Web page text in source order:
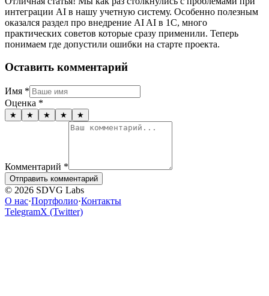
интеграции AI в нашу учетную систему. Особенно полезным
оказался раздел про внедрение AI AI в 1C, много
практических советов которые сразу применили. Теперь
понимаем где допустили ошибки на старте проекта.
Оставить комментарий
Имя *
Оценка *
★ ★ ★ ★ ★
Комментарий *
Отправить комментарий
© 2026 SDVG Labs
О нас·Портфолио·Контакты
TelegramX (Twitter)